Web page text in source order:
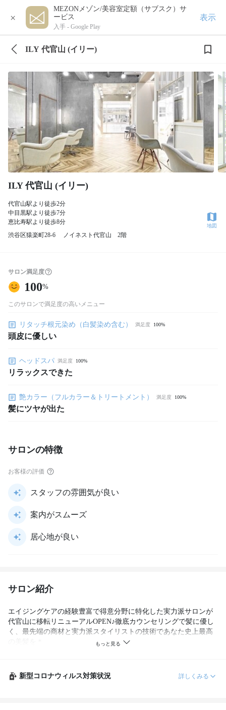
×
MEZONメゾン/美容室定額（サブスク）サ
ービス
入手 - Google Play
表示
ILY 代官山 (イリー)
ILY 代官山 (イリー)
代官山駅より徒歩2分
中目黒駅より徒歩7分
恵比寿駅より徒歩8分
渋谷区猿楽町28-6 ノイネスト代官山 2階
地図
サロン満足度
100%
このサロンで満足度の高いメニュー
リタッチ根元染め（白髪染め含む） 満足度 100%
頭皮に優しい
ヘッドスパ 満足度 100%
リラックスできた
艶カラー（フルカラー＆トリートメント） 満足度 100%
髪にツヤが出た
サロンの特徴
お客様の評価
スタッフの雰囲気が良い
案内がスムーズ
居心地が良い
サロン紹介
エイジングケアの経験豊富で得意分野に特化した実力派サロンが
代官山に移転リニューアルOPEN♪徹底カウンセリングで髪に優し
く、最先端の商材と実力派スタイリストの技術であなた史上最高
新型コロナウィルス対策状況 詳しくみる